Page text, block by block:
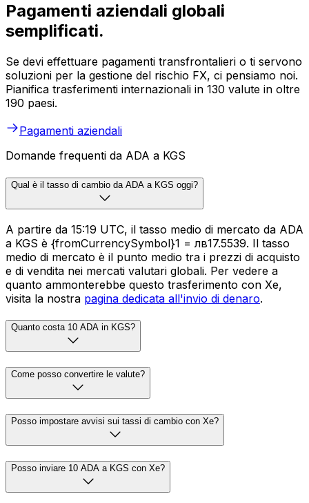
Pagamenti aziendali globali
semplificati.
Se devi effettuare pagamenti transfrontalieri o ti servono
soluzioni per la gestione del rischio FX, ci pensiamo noi.
Pianifica trasferimenti internazionali in 130 valute in oltre
190 paesi.
Pagamenti aziendali
Domande frequenti da ADA a KGS
Qual è il tasso di cambio da ADA a KGS oggi?
A partire da 15:19 UTC, il tasso medio di mercato da ADA
a KGS è {fromCurrencySymbol}1 = лв17.5539. Il tasso
medio di mercato è il punto medio tra i prezzi di acquisto
e di vendita nei mercati valutari globali. Per vedere a
quanto ammonterebbe questo trasferimento con Xe,
visita la nostra pagina dedicata all'invio di denaro.
Quanto costa 10 ADA in KGS?
Come posso convertire le valute?
Posso impostare avvisi sui tassi di cambio con Xe?
Posso inviare 10 ADA a KGS con Xe?